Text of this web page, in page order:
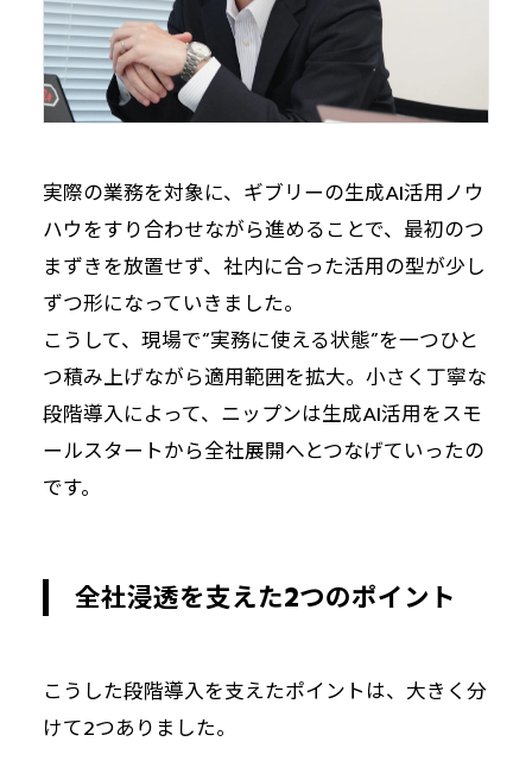
実際の業務を対象に、ギブリーの生成AI活用ノウ
ハウをすり合わせながら進めることで、最初のつ
まずきを放置せず、社内に合った活用の型が少し
ずつ形になっていきました。
こうして、現場で“実務に使える状態”を一つひと
つ積み上げながら適用範囲を拡大。小さく丁寧な
段階導入によって、ニップンは生成AI活用をスモ
ールスタートから全社展開へとつなげていったの
です。
全社浸透を支えた2つのポイント
こうした段階導入を支えたポイントは、大きく分
けて2つありました。